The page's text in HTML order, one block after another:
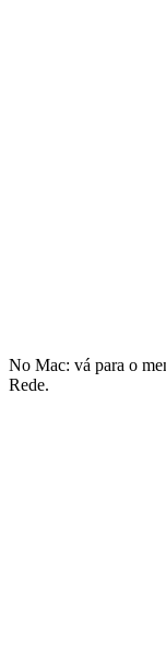
No Mac: vá para o
Rede.